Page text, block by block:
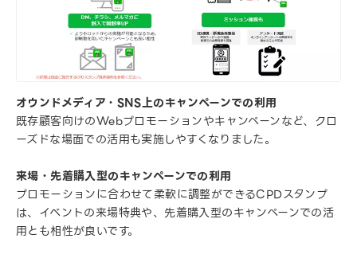
オウンドメディア・SNS上のキャンペーンでの利用
既存顧客向けのWebプロモーションやキャンペーンなど、クロ
ーズドな場面での活用も実施しやすくなりました。
来場・先着購入型のキャンペーンでの利用
プロモーションに合わせて柔軟に調整ができるCPDスタンプ
は、イベントの来場特典や、先着購入型のキャンペーンでの活
用とも相性が良いです。